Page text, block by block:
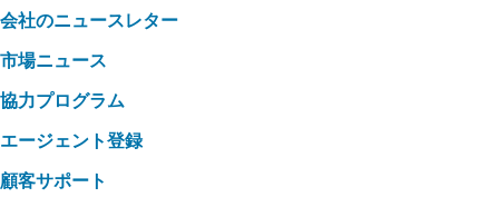
会社のニュースレター
市場ニュース
協力プログラム
エージェント登録
顧客サポート